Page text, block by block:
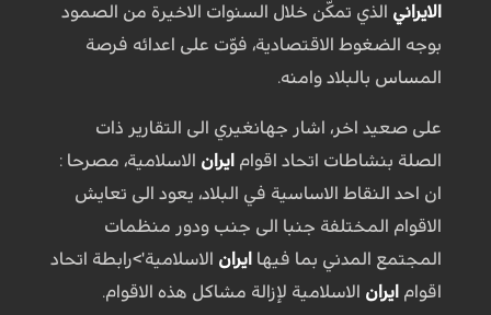
الايراني الذي تمكّن خلال السنوات الاخيرة من الصمود
بوجه الضغوط الاقتصادية، فوّت على اعدائه فرصة
المساس بالبلاد وامنه.
على صعيد اخر، اشار جهانغيري الى التقارير ذات
الصلة بنشاطات اتحاد اقوام ايران الاسلامية، مصرحا :
ان احد النقاط الاساسية في البلاد، يعود الى تعايش
الاقوام المختلفة جنبا الى جنب ودور منظمات
المجتمع المدني بما فيها ايران الاسلامية'>رابطة اتحاد
اقوام ايران الاسلامية لإزالة مشاكل هذه الاقوام.